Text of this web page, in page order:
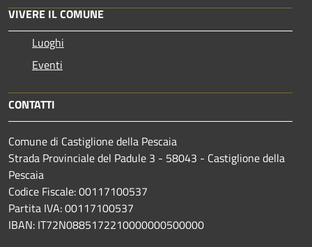
VIVERE IL COMUNE
Luoghi
Eventi
CONTATTI
Comune di Castiglione della Pescaia
Strada Provinciale del Padule 3 - 58043 - Castiglione della
Pescaia
Codice Fiscale: 00117100537
Partita IVA: 00117100537
IBAN: IT72N0885172210000000500000